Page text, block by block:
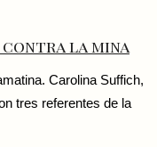
contra la mina
Carolina Suffich,
tres referentes de la